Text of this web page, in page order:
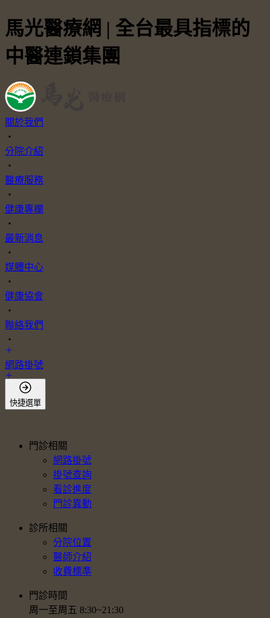
馬光醫療網 | 全台最具指標的
中醫連鎖集團
關於我們
・
分院介紹
・
醫療服務
・
健康專欄
・
最新消息
・
媒體中心
・
健康協會
・
聯絡我們
・
網路掛號
會員登入
快捷選單
門診相關
網路掛號
掛號查詢
看診進度
門診異動
診所相關
分院位置
醫師介紹
收費標準
門診時間
周一至周五 8:30~21:30